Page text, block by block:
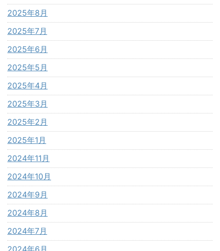
2025年8月
2025年7月
2025年6月
2025年5月
2025年4月
2025年3月
2025年2月
2025年1月
2024年11月
2024年10月
2024年9月
2024年8月
2024年7月
2024年6月